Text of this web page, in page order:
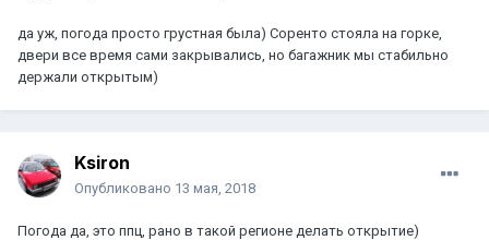
да уж, погода просто грустная была) Соренто стояла на горке,
двери все время сами закрывались, но багажник мы стабильно
держали открытым)
Ksiron
Опубликовано 13 мая, 2018
Погода да, это ппц, рано в такой регионе делать открытие)